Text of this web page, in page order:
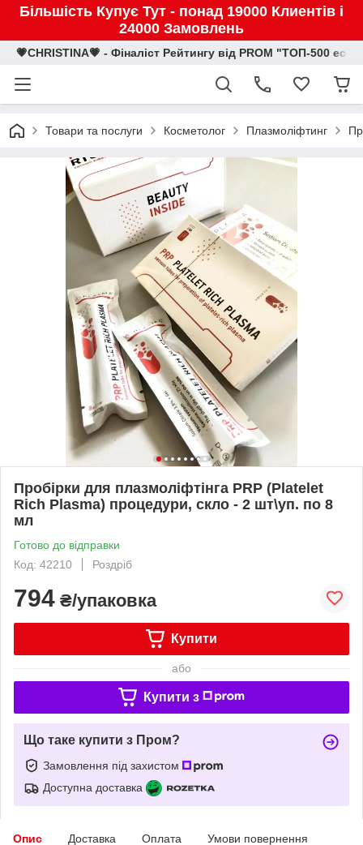
Більшість Купує Тут - понад 19000 Клиентів і
24000 Замовлень
💗CHRISTINA💗 - Фіналіст Рейтингу від PROM "ТОП-500
Товари та послуги Косметолог Плазмоліфтинг
Пробірки для плазмоліфтінга PRP (Platelet
Rich Plasma) процедури, скло - 2 шт\уп. по 8
мл
Готово до відправки
Код: 42210
Роздріб
794 ₴/упаковка
Купити
або
Купити з
Що таке купити з Пром?
Замовлення під захистом
Доступна доставка
Опис Доставка Оплата Умови повернення